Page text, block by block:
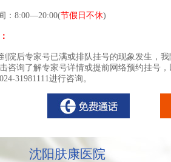
：8:00—20:00(节假日不休)
院后专家号已满或排队挂号的现象发生，
咨询了解专家号详情或提前网络预约挂号
31981111进行咨询。
沈阳肤康医院